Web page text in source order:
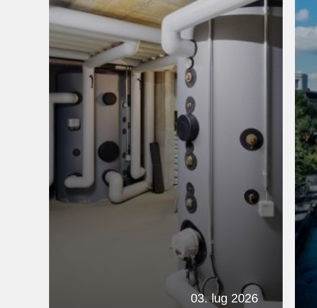
03. lug 2026